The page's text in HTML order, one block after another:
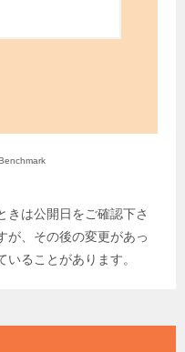
きは公開日をご確認下さ
が、その後の変更があっ
ることがあります。